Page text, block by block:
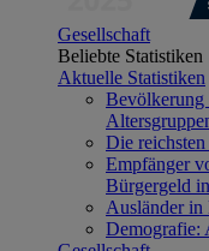
Gesellschaft
Beliebte Statistiken
Aktuelle Statistiken
Bevölkerung
Die
Empfänger
Bürgergeld
Ausländer in
Demografie: